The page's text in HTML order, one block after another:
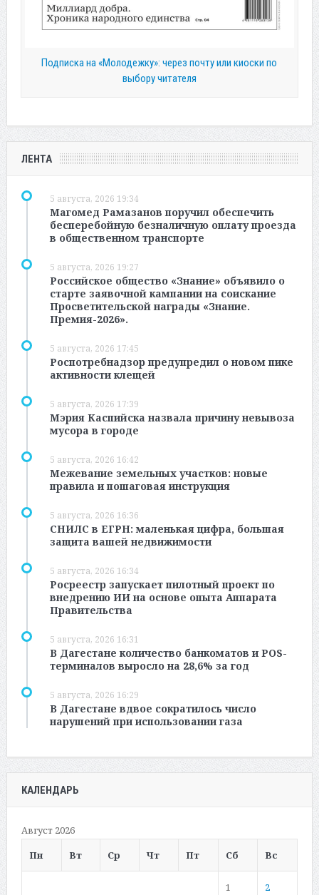
Подписка на «Молодежку»: через почту или киоски по
выбору читателя
ЛЕНТА
5 августа, 2026 19:34
Магомед Рамазанов поручил обеспечить
бесперебойную безналичную оплату проезда
в общественном транспорте
5 августа, 2026 19:27
Российское общество «Знание» объявило о
старте заявочной кампании на соискание
Просветительской награды «Знание.
Премия-2026».
5 августа, 2026 17:45
Роспотребнадзор предупредил о новом пике
активности клещей
5 августа, 2026 17:39
Мэрия Каспийска назвала причину невывоза
мусора в городе
5 августа, 2026 16:42
Межевание земельных участков: новые
правила и пошаговая инструкция
5 августа, 2026 16:36
СНИЛС в ЕГРН: маленькая цифра, большая
защита вашей недвижимости
5 августа, 2026 16:34
Росреестр запускает пилотный проект по
внедрению ИИ на основе опыта Аппарата
Правительства
5 августа, 2026 16:31
В Дагестане количество банкоматов и POS-
терминалов выросло на 28,6% за год
5 августа, 2026 16:29
В Дагестане вдвое сократилось число
нарушений при использовании газа
КАЛЕНДАРЬ
Август 2026
Пн
Вт Ср Чт Пт Сб Вс
1 2